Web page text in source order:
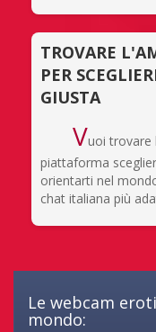
TROVARE
PER
GIUSTA
Vuoi trovare
piattaforma
orientarti nel
chat italiana più
Le webcam
mondo: